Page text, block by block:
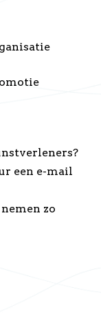
een e-mail
zo